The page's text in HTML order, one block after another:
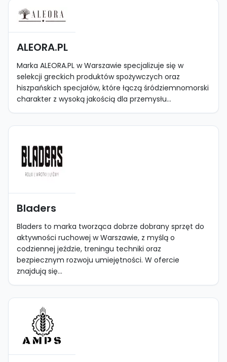
ALEORA.PL
Marka ALEORA.PL w Warszawie specjalizuje się w
selekcji greckich produktów spożywczych oraz
hiszpańskich specjałów, które łączą śródziemnomorski
charakter z wysoką jakością dla przemysłu...
Bladers
Bladers to marka tworząca dobrze dobrany sprzęt do
aktywności ruchowej w Warszawie, z myślą o
codziennej jeździe, treningu techniki oraz
bezpiecznym rozwoju umiejętności. W ofercie
znajdują się...